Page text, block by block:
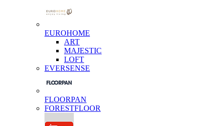
EUROHOME
ART
MAJESTIC
LOFT
EVERSENSE
FLOORPAN
FORESTFLOOR